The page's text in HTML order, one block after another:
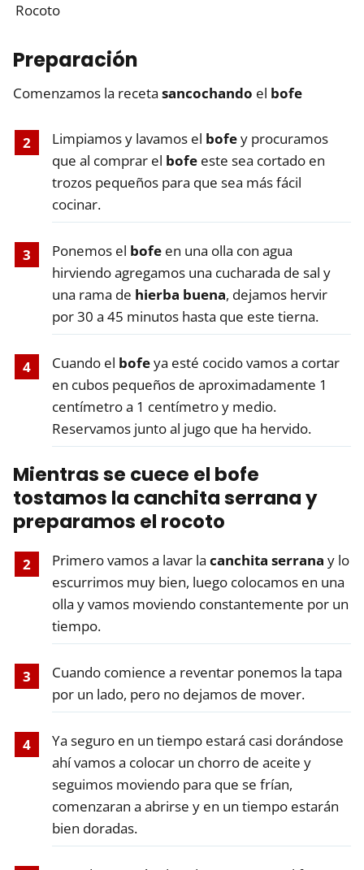
Rocoto
Preparación
Comenzamos la receta sancochando el bofe
Limpiamos y lavamos el bofey procuramos
que al comprar el bofeeste sea cortado en
trozos pequeños para que sea más fácil
cocinar.
Ponemos el bofeen una olla con agua
hirviendo agregamos una cucharada de sal y
una rama de hierba buena, dejamos hervir
por 30 a 45 minutos hasta que este tierna.
Cuando el bofeya esté cocido vamos a cortar
en cubos pequeños de aproximadamente 1
centímetro a 1 centímetro y medio.
Reservamos junto al jugo que ha hervido.
Mientras se cuece el bofe
tostamos la canchita serrana y
preparamos el rocoto
Primero vamos a lavar la canchita serrana y lo
escurrimos muy bien, luego colocamos en una
olla y vamos moviendo constantemente por un
tiempo.
Cuando comience a reventar ponemos la tapa
por un lado, pero no dejamos de mover.
Ya seguro en un tiempo estará casi dorándose
ahí vamos a colocar un chorro de aceite y
seguimos moviendo para que se frían,
comenzaran a abrirse y en un tiempo estarán
bien doradas.